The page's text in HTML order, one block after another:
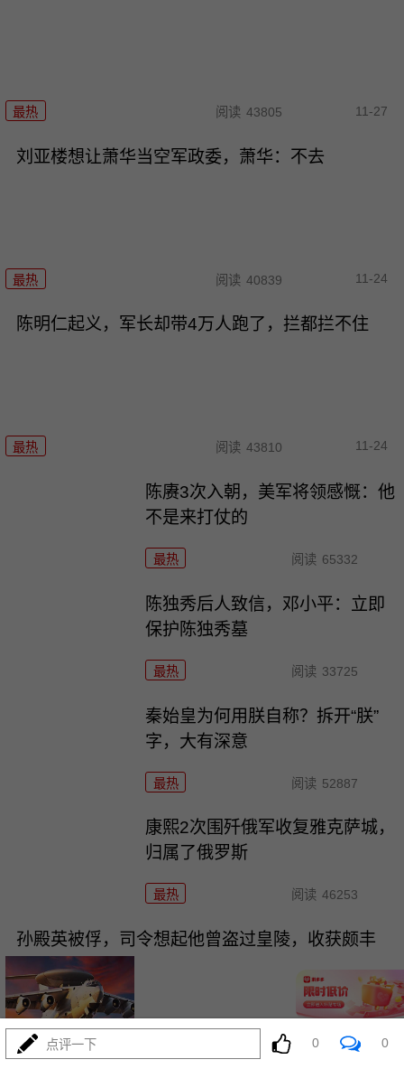
最热 阅读 43805 11-27
刘亚楼想让萧华当空军政委，萧华：不去
最热 阅读 40839 11-24
陈明仁起义，军长却带4万人跑了，拦都拦不住
最热 阅读 43810 11-24
陈赓3次入朝，美军将领感慨：他
不是来打仗的
最热 阅读 65332
陈独秀后人致信，邓小平：立即
保护陈独秀墓
最热 阅读 33725
秦始皇为何用朕自称？拆开“朕”
字，大有深意
最热 阅读 52887
康熙2次围歼俄军收复雅克萨城，
归属了俄罗斯
最热 阅读 46253
孙殿英被俘，司令想起他曾盗过皇陵，收获颇丰
最热 阅读 44276
点评一下 0 0